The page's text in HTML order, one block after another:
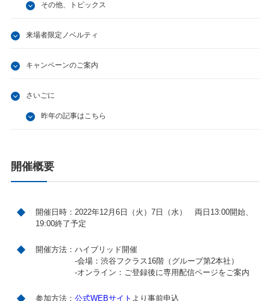
その他、トピックス
来場者限定ノベルティ
キャンペーンのご案内
さいごに
昨年の記事はこちら
開催概要
開催日時：2022年12月6日（火）7日（水） 両日13:00開始、
19:00終了予定
開催方法：ハイブリッド開催
-会場：渋谷フクラス16階（グループ第2本社）
-オンライン：ご登録後に専用配信ページをご案内
参加方法： 公式WEBサイト より事前申込